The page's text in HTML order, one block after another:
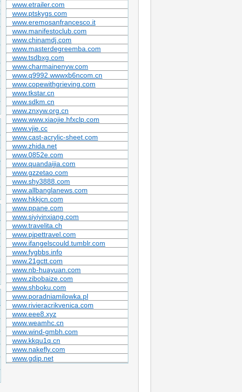
www.etrailer.com
www.ptskygs.com
www.eremosanfrancesco.it
www.manifestoclub.com
www.chinamdj.com
www.masterdegreemba.com
www.tsdbxg.com
www.charmainenyw.com
www.q9992.wwwxb6ncom.cn
www.copewithgrieving.com
www.tkstar.cn
www.sdkm.cn
www.znxyw.org.cn
www.www.xiaojie.hfxclp.com
www.vjie.cc
www.cast-acrylic-sheet.com
www.zhida.net
www.0852e.com
www.quandaijia.com
www.gzzetao.com
www.shy3888.com
www.allbanglanews.com
www.hkkjcn.com
www.ppane.com
www.siyiyinxiang.com
www.travelita.ch
www.pjpettravel.com
www.ifangelscould.tumblr.com
www.fygbbs.info
www.21gctt.com
www.nb-huayuan.com
www.zibobaize.com
www.shboku.com
www.poradniamilowka.pl
www.rivieracrikvenica.com
www.eee8.xyz
www.weamhc.cn
www.wind-gmbh.com
www.kkqu1q.cn
www.nakefly.com
www.gdip.net